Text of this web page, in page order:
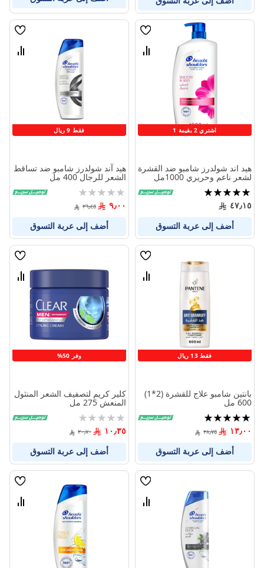
اشتري 2 بقيمة 1
قائمة
قارن
هيد اند شولدرز شامبو ضد القشرة
لشعر ناعم وحريري 1000مل
تقييم:
100%
٤٧٫١٥
أضف إلى عربة التسوق
فقط 9 ريال
قائمة
قارن
هيد آند شولدرز شامبو ضد تساقط
الشعر للرجال 400 مل
Rating:
٩٫٠٠ ٢٦٫٤٥
أضف إلى عربة التسوق
فقط 13 ريال
قائمة
قارن
بانتين شامبو علاج للقشرة (2*1)
600 مل
تقييم:
100%
١٣٫٠٠ ٢٨٫٧٥
أضف إلى عربة التسوق
وفر 50%
قائمة
قارن
كلير كريم لتصفيف الشعر المنثول
المنعش 275 مل
Rating:
0%
١٠٫٣٥ ٢٠٫٧٠
أضف إلى عربة التسوق
قائمة
قارن
قائمة
قارن